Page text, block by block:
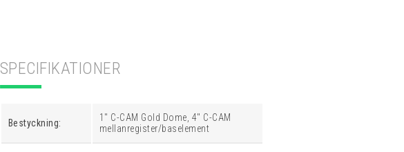
SPECIFIKATIONER
Bestyckning:
1" C-CAM Gold Dome, 4" C-CAM
mellanregister/baselement